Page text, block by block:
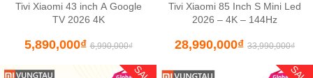
Tivi Xiaomi 43 inch A Google
TV 2026 4K
5,890,000₫ 6,990,000₫
Tivi Xiaomi 85 Inch S Mini Led
2026 – 4K – 144Hz
28,990,000₫ 33,990,000₫